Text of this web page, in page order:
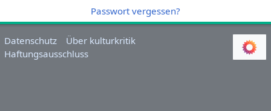
Passwort vergessen?
Datenschutz
Über kulturkritik
Haftungsausschluss